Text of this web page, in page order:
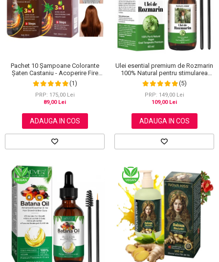
Pachet 10 Șampoane Colorante
Șaten Castaniu - Acoperire Fire
Albe, 10x30ml(1)
PRP: 175,00 Lei
89,00 Lei
ADAUGA IN COS
Ulei esential premium de Rozmarin
100% Natural pentru stimularea
cresterii parului, genelor,
sprancenelor sau unghiilor, NOVA
KISS® 60 ml
(5)
PRP: 149,00 Lei
109,00 Lei
ADAUGA IN COS